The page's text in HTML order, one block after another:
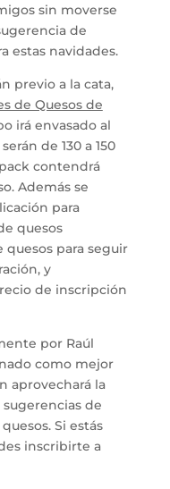
sin moverse
de
estas navidades.
previo a la cata,
de Quesos de
irá envasado al
de 130 a 150
contendrá
Además se
para
quesos
para seguir
y
de inscripción
por Raúl
como mejor
aprovechará la
de
Si estás
inscribirte a